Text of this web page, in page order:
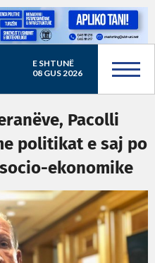
E SHTUNË
08 GUS 2026
Pacolli
politikat e saj po
ekonomike